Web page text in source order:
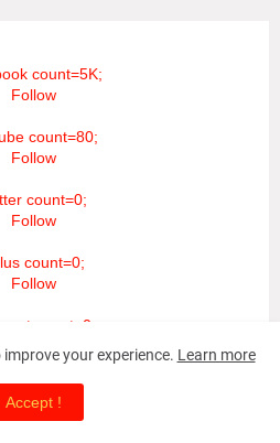
count=5K;
Follow
count=80;
Follow
count=0;
Follow
count=0;
Follow
count=0;
count=0;
Follow
your experience. Learn more
Accept !